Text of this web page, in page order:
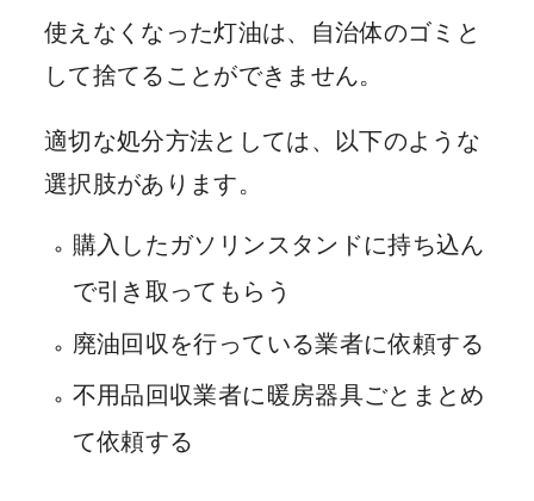
使えなくなった灯油は、自治体のゴミと
して捨てることができません。
適切な処分方法としては、以下のような
選択肢があります。
購入したガソリンスタンドに持ち込ん
で引き取ってもらう
廃油回収を行っている業者に依頼する
不用品回収業者に暖房器具ごとまとめ
て依頼する